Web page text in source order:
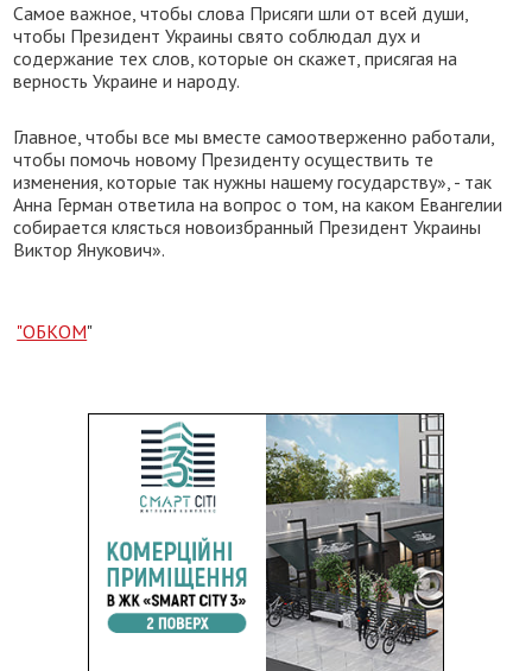
Самое важное, чтобы слова Присяги шли от всей души,
чтобы Президент Украины свято соблюдал дух и
содержание тех слов, которые он скажет, присягая на
верность Украине и народу.
Главное, чтобы все мы вместе самоотверженно работали,
чтобы помочь новому Президенту осуществить те
изменения, которые так нужны нашему государству», - так
Анна Герман ответила на вопрос о том, на каком Евангелии
собирается клясться новоизбранный Президент Украины
Виктор Янукович».
"ОБКОМ"